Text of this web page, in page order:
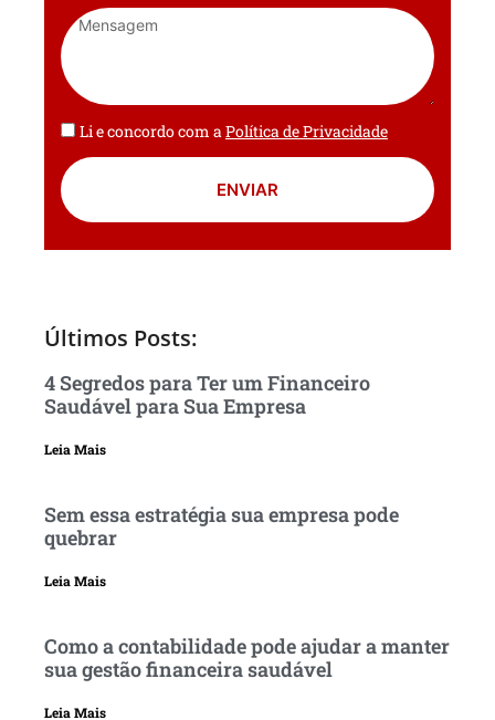
Li e concordo com aPolítica de Privacidade
ENVIAR
Últimos Posts:
4 Segredos para Ter um Financeiro
Saudável para Sua Empresa
Leia Mais
Sem essa estratégia sua empresa pode
quebrar
Leia Mais
Como a contabilidade pode ajudar a manter
sua gestão financeira saudável
Leia Mais